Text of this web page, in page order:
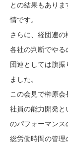
との結果もあり
情です。
さらに、経団連
各社の判断でやる
団連としては旗
ました。
この会見で榊原
社員の能力開発と
のパフォーマンス
総労働時間の管理